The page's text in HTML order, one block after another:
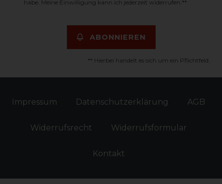
habe. Meine Einwilligung kann ich jederzeit widerrufen.**
ABONNIEREN
** Hierbei handelt es sich um ein Pflichtfeld.
Impressum Daten­schutz­erklärung AGB
Widerrufs­recht Widerrufs­formular
Kontakt